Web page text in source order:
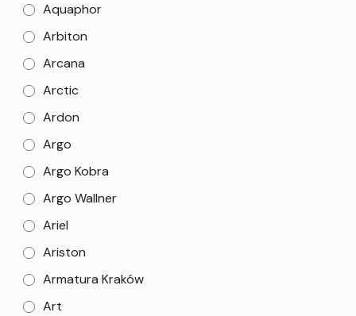
Aquaphor
Arbiton
Arcana
Arctic
Ardon
Argo
Argo Kobra
Argo Wallner
Ariel
Ariston
Armatura Kraków
Art